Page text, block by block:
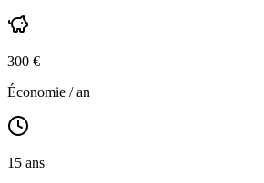
300 €
Économie / an
15 ans